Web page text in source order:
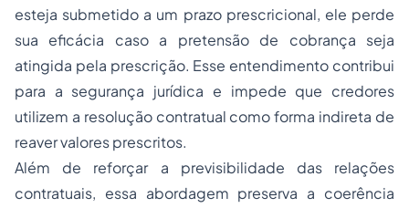
esteja submetido a um prazo prescricional, ele perde
sua eficácia caso a pretensão de cobrança seja
atingida pela prescrição. Esse entendimento contribui
para a segurança jurídica e impede que credores
utilizem a resolução contratual como forma indireta de
reaver valores prescritos.
Além de reforçar a previsibilidade das relações
contratuais, essa abordagem preserva a coerência